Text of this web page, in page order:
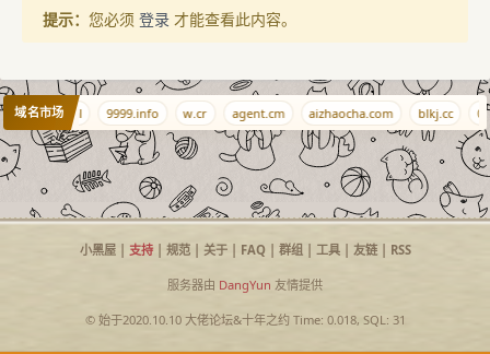
提示： 您必须 登录 才能查看此内容。
域名市场qj.al 9999.info w.cr agent.cm aizhaocha.com blkj.cc
小黑屋| 支持| 规范| 关于| FAQ| 群组| 工具| 友链| RSS
服务器由 DangYun 友情提供
© 始于2020.10.10 大佬论坛&十年之约Time: 0.018, SQL: 31